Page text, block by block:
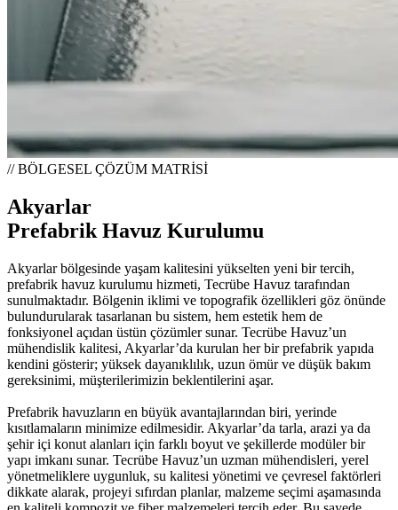
// BÖLGESEL ÇÖZÜM MATRİSİ
Akyarlar
Prefabrik Havuz Kurulumu
Akyarlar bölgesinde yaşam kalitesini yükselten yeni bir tercih,
prefabrik havuz kurulumu hizmeti, Tecrübe Havuz tarafından
sunulmaktadır. Bölgenin iklimi ve topografik özellikleri göz önünde
bulundurularak tasarlanan bu sistem, hem estetik hem de
fonksiyonel açıdan üstün çözümler sunar. Tecrübe Havuz’un
mühendislik kalitesi, Akyarlar’da kurulan her bir prefabrik yapıda
kendini gösterir; yüksek dayanıklılık, uzun ömür ve düşük bakım
gereksinimi, müşterilerimizin beklentilerini aşar.
Prefabrik havuzların en büyük avantajlarından biri, yerinde
kısıtlamaların minimize edilmesidir. Akyarlar’da tarla, arazi ya da
şehir içi konut alanları için farklı boyut ve şekillerde modüler bir
yapı imkanı sunar. Tecrübe Havuz’un uzman mühendisleri, yerel
yönetmeliklere uygunluk, su kalitesi yönetimi ve çevresel faktörleri
dikkate alarak, projeyi sıfırdan planlar, malzeme seçimi aşamasında